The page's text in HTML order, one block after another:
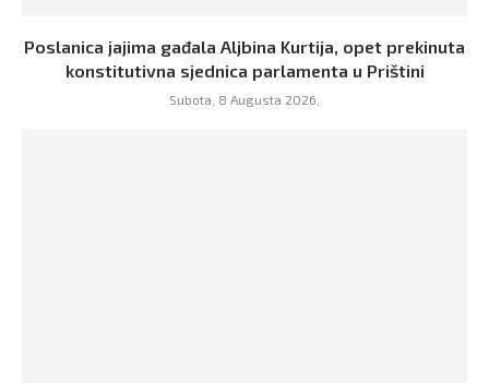
Poslanica jajima gađala Aljbina Kurtija, opet prekinuta
konstitutivna sjednica parlamenta u Prištini
Subota, 8 Augusta 2026,